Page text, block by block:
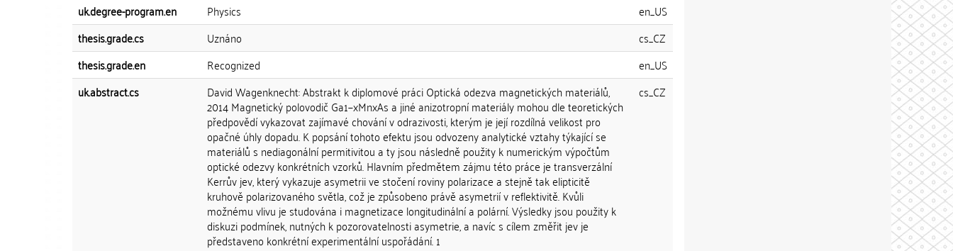
uk.degree-program.en
Physics
en_US
thesis.grade.cs
Uznáno
cs_CZ
thesis.grade.en
Recognized
en_US
uk.abstract.cs
David Wagenknecht: Abstrakt k diplomové práci Optická odezva magnetických materiálů,
2014 Magnetický polovodič Ga1−xMnxAs a jiné anizotropní materiály mohou dle teoretických
předpovědí vykazovat zajímavé chování v odrazivosti, kterým je její rozdílná velikost pro
opačné úhly dopadu. K popsání tohoto efektu jsou odvozeny analytické vztahy týkající se
materiálů s nediagonální permitivitou a ty jsou následně použity k numerickým výpočtům
optické odezvy konkrétních vzorků. Hlavním předmětem zájmu této práce je transverzální
Kerrův jev, který vykazuje asymetrii ve stočení roviny polarizace a stejně tak elipticitě
kruhově polarizovaného světla, což je způsobeno právě asymetrií v reflektivitě. Kvůli
možnému vlivu je studována i magnetizace longitudinální a polární. Výsledky jsou použity k
diskuzi podmínek, nutných k pozorovatelnosti asymetrie, a navíc s cílem změřit jev je
představeno konkrétní experimentální uspořádání. 1
cs_CZ